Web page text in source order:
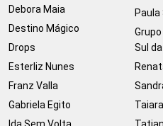
Debora Maia
Destino Mágico
Drops
Esterliz Nunes
Franz Valla
Gabriela Egito
Sul